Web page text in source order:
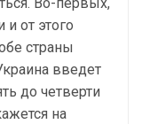
от этого
страны
введет
до четверти
на